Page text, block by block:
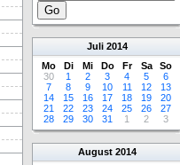
Juli 2014
Mo
Di Mi Do Fr Sa
So
30
1 2 3 4 5
6
7
8 9 10 11 12
13
14
15 16 17 18 19
20
21
22 23 24 25 26
27
28
29 30 31 1 2 3
August 2014